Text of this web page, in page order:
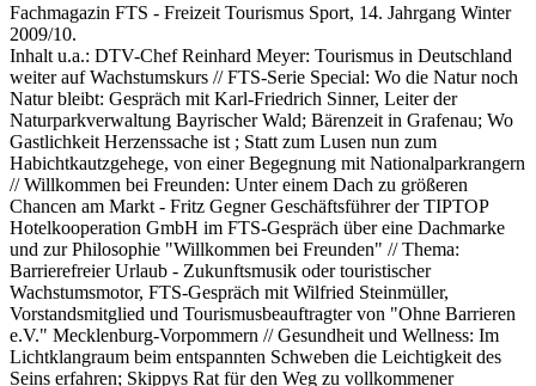
Fachmagazin FTS - Freizeit Tourismus Sport, 14. Jahrgang Winter
2009/10.
Inhalt u.a.: DTV-Chef Reinhard Meyer: Tourismus in Deutschland
weiter auf Wachstumskurs // FTS-Serie Special: Wo die Natur noch
Natur bleibt: Gespräch mit Karl-Friedrich Sinner, Leiter der
Naturparkverwaltung Bayrischer Wald; Bärenzeit in Grafenau; Wo
Gastlichkeit Herzenssache ist ; Statt zum Lusen nun zum
Habichtkautzgehege, von einer Begegnung mit Nationalparkrangern
// Willkommen bei Freunden: Unter einem Dach zu größeren
Chancen am Markt - Fritz Gegner Geschäftsführer der TIPTOP
Hotelkooperation GmbH im FTS-Gespräch über eine Dachmarke
und zur Philosophie "Willkommen bei Freunden" // Thema:
Barrierefreier Urlaub - Zukunftsmusik oder touristischer
Wachstumsmotor, FTS-Gespräch mit Wilfried Steinmüller,
Vorstandsmitglied und Tourismusbeauftragter von "Ohne Barrieren
e.V." Mecklenburg-Vorpommern // Gesundheit und Wellness: Im
Lichtklangraum beim entspannten Schweben die Leichtigkeit des
Seins erfahren; Skippys Rat für den Weg zu vollkommener